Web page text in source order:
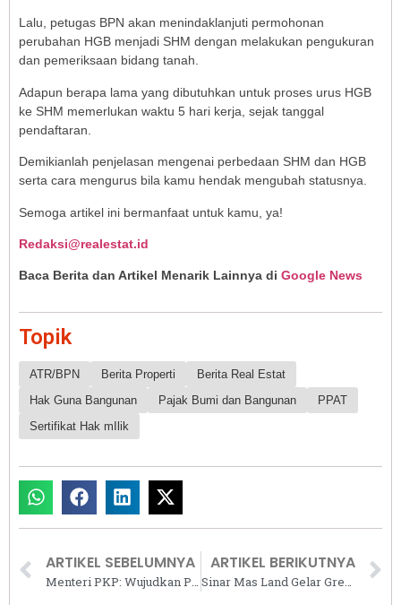
Lalu, petugas BPN akan menindaklanjuti permohonan
perubahan HGB menjadi SHM dengan melakukan pengukuran
dan pemeriksaan bidang tanah.
Adapun berapa lama yang dibutuhkan untuk proses urus HGB
ke SHM memerlukan waktu 5 hari kerja, sejak tanggal
pendaftaran.
Demikianlah penjelasan mengenai perbedaan SHM dan HGB
serta cara mengurus bila kamu hendak mengubah statusnya.
Semoga artikel ini bermanfaat untuk kamu, ya!
Redaksi@realestat.id
Baca Berita dan Artikel Menarik Lainnya di Google News
Topik
ATR/BPN Berita Properti
Berita Real Estat
Hak Guna Bangunan
Pajak Bumi dan Bangunan
PPAT
Sertifikat Hak mIlik
ARTIKEL SEBELUMNYA
Menteri PKP: Wujudkan Program 3 Juta Rumah Perlu Cara ‘Out of The Box’
ARTIKEL BERIKUTNYA
Sinar Mas Land Gelar Green Camp 2024, Rayakan Hari Sumpah Pemuda